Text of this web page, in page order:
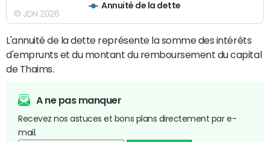
Annuité de la dette
© JDN 2026
L'annuité de la dette représente la somme des intérêts
d'emprunts et du montant du remboursement du capital
de Thaims.
A ne pas manquer
Recevez nos astuces et bons plans directement par e-
mail.